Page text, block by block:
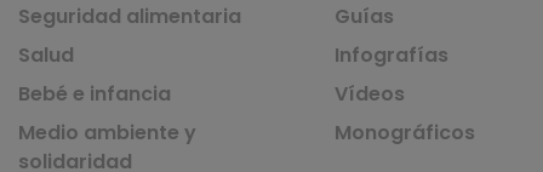
Seguridad alimentaria
Salud
Bebé e infancia
Medio ambiente y
solidaridad
Guías
Infografías
Vídeos
Monográficos